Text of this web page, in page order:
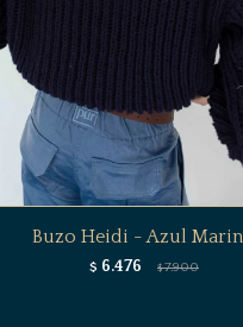
Buzo Heidi - Azul
$ 6.476 $ 7.900